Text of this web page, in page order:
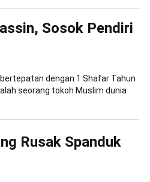
Sosok Pendiri
dengan 1 Shafar Tahun
seorang tokoh Muslim dunia
Rusak Spanduk